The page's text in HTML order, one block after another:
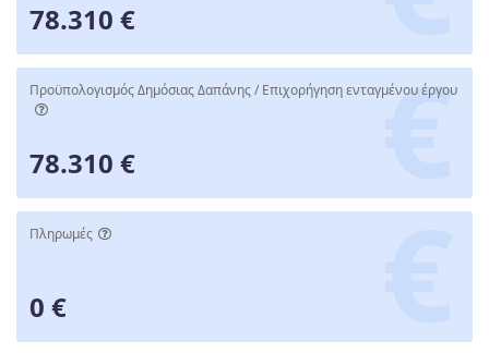
78.310 €
Προϋπολογισμός Δημόσιας Δαπάνης / Επιχορήγηση ενταγμένου έργου
78.310 €
Πληρωμές
0 €